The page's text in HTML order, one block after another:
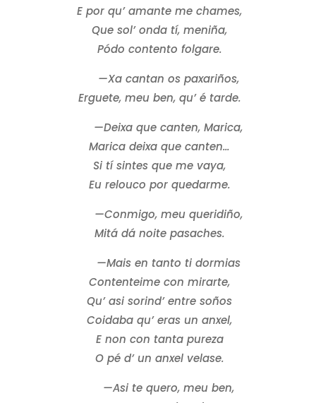
E por qu’ amante me chames,
Que sol’ onda tí, meniña,
Pódo contento folgare.
—Xa cantan os paxariños,
Erguete, meu ben, qu’ é tarde.
—Deixa que canten, Marica,
Marica deixa que canten…
Si tí sintes que me vaya,
Eu relouco por quedarme.
—Conmigo, meu queridiño,
Mitá dá noite pasaches.
—Mais en tanto ti dormias
Contenteime con mirarte,
Qu’ asi sorind’ entre soños
Coidaba qu’ eras un anxel,
E non con tanta pureza
O pé d’ un anxel velase.
—Asi te quero, meu ben,